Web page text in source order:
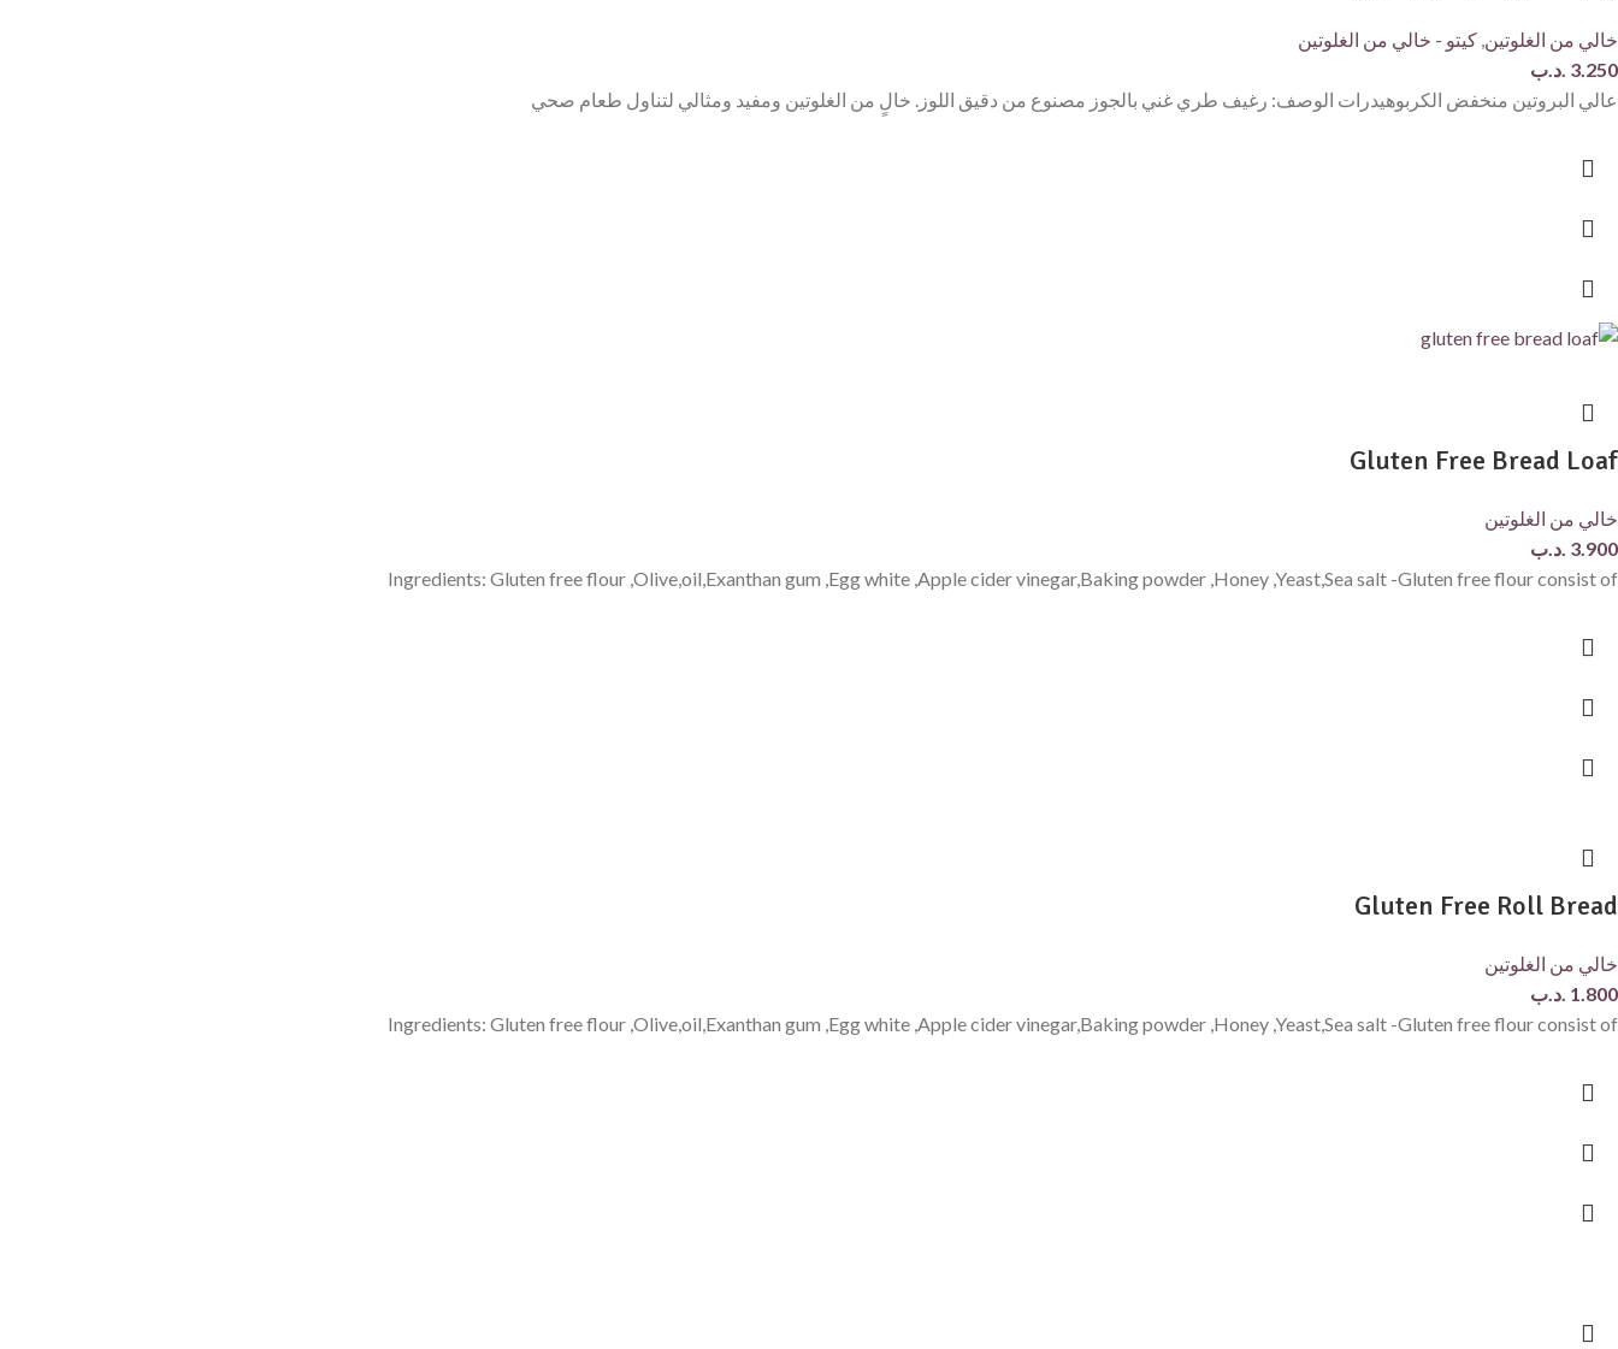
خالي من الغلوتين, كيتو - خالي من الغلوتين
3.250 .د.ب
عالي البروتين منخفض الكربوهيدرات الوصف: رغيف طري غني بالجوز مصنوع من دقيق اللوز. خالٍ من الغلوتين ومفيد ومثالي لتناول طعام صحي
Gluten Free Bread Loaf
خالي من الغلوتين
3.900 .د.ب
Ingredients: Gluten free flour ,Olive,oil,Exanthan gum ,Egg white ,Apple cider vinegar,Baking powder ,Honey ,Yeast,Sea salt -Gluten free flour consist of
Gluten Free Roll Bread
خالي من الغلوتين
1.800 .د.ب
Ingredients: Gluten free flour ,Olive,oil,Exanthan gum ,Egg white ,Apple cider vinegar,Baking powder ,Honey ,Yeast,Sea salt -Gluten free flour consist of